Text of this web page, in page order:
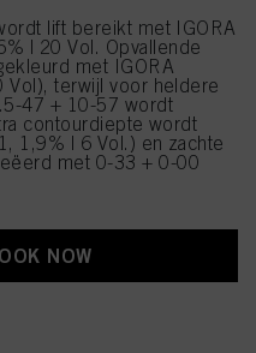
lift bereikt met IGORA
| 20 Vol. Opvallende
met IGORA
Vol), terwijl voor heldere
47 + 10-57 wordt
contourdiepte wordt
1,9% | 6 Vol.) en zachte
met 0-33 + 0-00
NOW